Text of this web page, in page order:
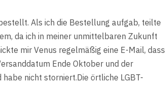
Als ich die Bestellung aufgab, teilte
da ich in meiner unmittelbaren Zukunft
mir Venus regelmäßig eine E-Mail, dass
Ende Oktober und der
nicht storniert.Die örtliche LGBT-